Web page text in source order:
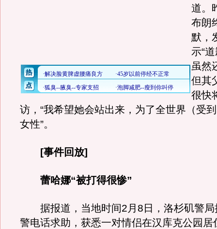
道。
布朗
默，
示“
虽然
但其
很快
访，“我希望她会站出来，为了全世界（受
女性”。
[事件回放]
蕾哈娜“被打得很惨”
据报道，当地时间2月8日，洛杉矶警局
警电话求助，获悉一对情侣在汉库克公园居